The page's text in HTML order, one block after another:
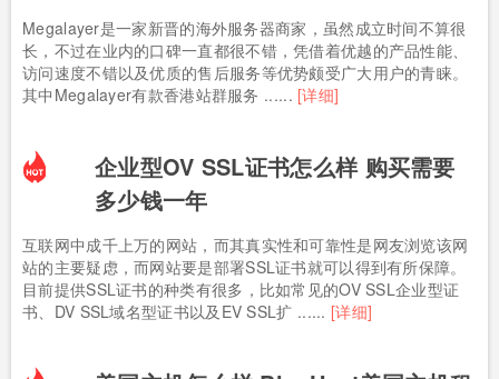
Megalayer是一家新晋的海外服务器商家，虽然成立时间不算很
长，不过在业内的口碑一直都很不错，凭借着优越的产品性能、
访问速度不错以及优质的售后服务等优势颇受广大用户的青睐。
其中Megalayer有款香港站群服务 ...... [详细]
企业型OV SSL证书怎么样 购买需要
多少钱一年
互联网中成千上万的网站，而其真实性和可靠性是网友浏览该网
站的主要疑虑，而网站要是部署SSL证书就可以得到有所保障。
目前提供SSL证书的种类有很多，比如常见的OV SSL企业型证
书、DV SSL域名型证书以及EV SSL扩 ...... [详细]